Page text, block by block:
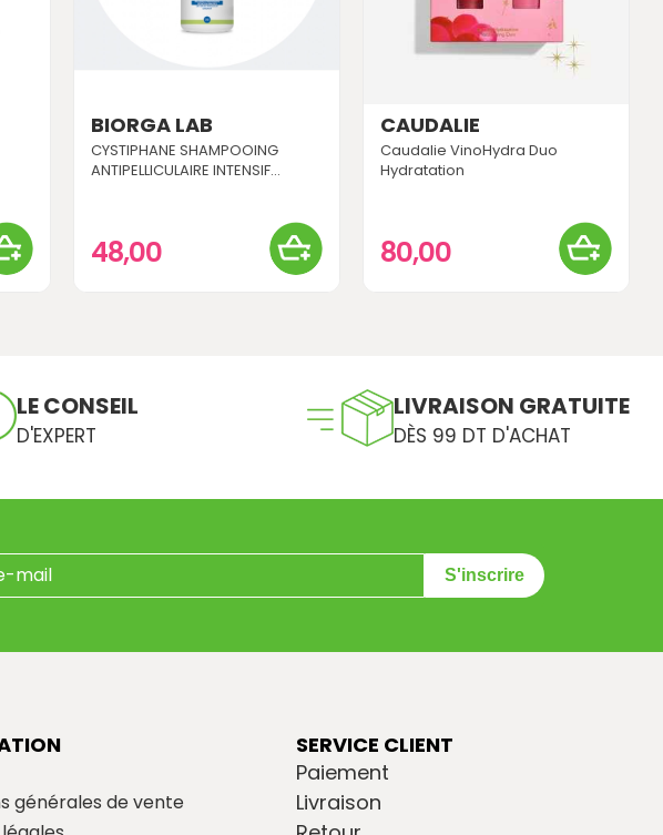
BIORGA LAB
CYSTIPHANE SHAMPOOING
ANTIPELLICULAIRE INTENSIF...
48,00
CAUDALIE
Caudalie VinoHydra Duo
Hydratation
80,00
LE CONSEIL
D'EXPERT
LIVRAISON GRATUITE
DÈS 99 DT D'ACHAT
S'inscrire
générales de vente
SERVICE CLIENT
Paiement
Livraison